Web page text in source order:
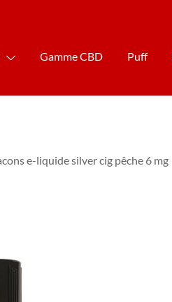
Gamme CBD Puff
e-liquide silver cig pêche 6 mg